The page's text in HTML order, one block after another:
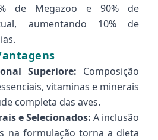
de Megazoo e 90% de
aumentando 10% de
Superiore: Composição
vitaminas e minerais
completa das aves.
e Selecionados: A inclusão
na formulação torna a dieta